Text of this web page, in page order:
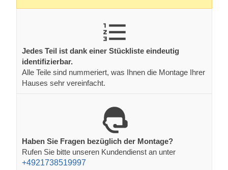
Jedes Teil ist dank einer Stückliste eindeutig
identifizierbar.
Alle Teile sind nummeriert, was Ihnen die Montage Ihrer
Hauses sehr vereinfacht.
Haben Sie Fragen bezüglich der Montage?
Rufen Sie bitte unseren Kundendienst an unter
+4921738519997